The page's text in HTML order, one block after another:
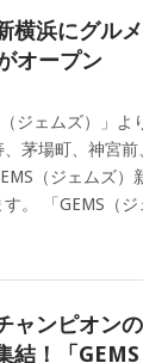
横浜にグル
オープン
ジェムズ）」よ
茅場町、神宮前
（ジェムズ）
。 「GEMS（
ャンピオン
結！「GEMS